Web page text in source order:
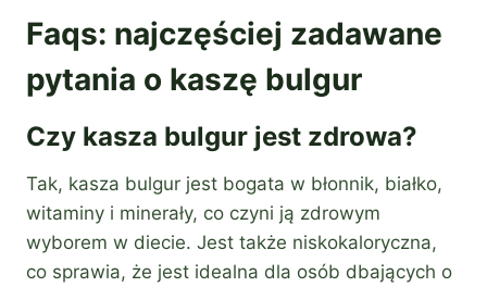
Faqs: najczęściej zadawane
pytania o kaszę bulgur
Czy kasza bulgur jest zdrowa?
Tak, kasza bulgur jest bogata w błonnik, białko,
witaminy i minerały, co czyni ją zdrowym
wyborem w diecie. Jest także niskokaloryczna,
co sprawia, że jest idealna dla osób dbających o